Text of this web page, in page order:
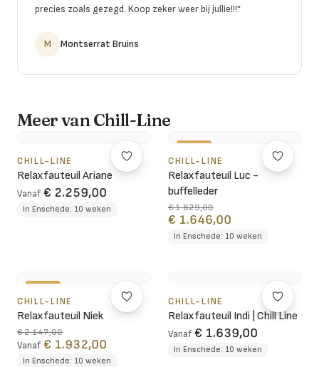
precies zoals gezegd. Koop zeker weer bij jullie!!!”
M Montserrat Bruins
Meer van Chill-Line
CHILL-LINE
Relaxfauteuil Ariane
Vanaf € 2.259,00
In Enschede: 10 weken
CHILL-LINE
Relaxfauteuil Luc -
buffelleder
€ 1.829,00
€ 1.646,00
In Enschede: 10 weken
CHILL-LINE
Relaxfauteuil Niek
€ 2.147,00
Vanaf € 1.932,00
In Enschede: 10 weken
CHILL-LINE
Relaxfauteuil Indi | Chill Line
Vanaf € 1.639,00
In Enschede: 10 weken